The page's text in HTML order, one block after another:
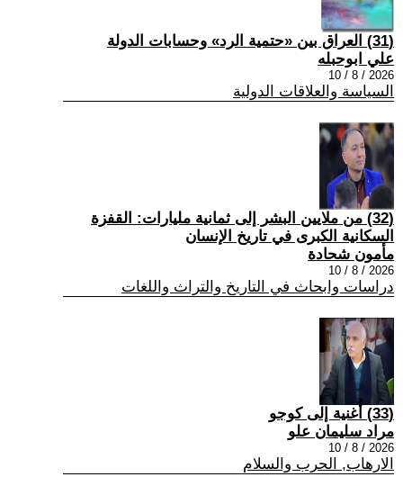
(31) العراق بين «حتمية الرد» وحسابات الدولة
علي ابوحبله
2026 / 8 / 10
السياسة والعلاقات الدولية
(32) من ملايين البشر إلى ثمانية مليارات: القفزة
السكانية الكبرى في تاريخ الإنسان
مأمون شحادة
2026 / 8 / 10
دراسات وابحاث في التاريخ والتراث واللغات
(33) أُغنية إلى كوجو
مراد سليمان علو
2026 / 8 / 10
الارهاب, الحرب والسلام